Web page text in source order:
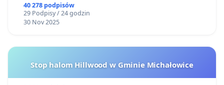
40 278 podpisów
29 Podpisy / 24 godzin
30 Nov 2025
Stop halom Hillwood w Gminie Michałowice